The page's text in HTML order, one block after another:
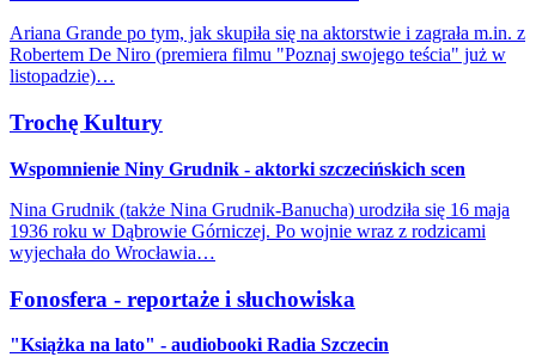
Ariana Grande po tym, jak skupiła się na aktorstwie i zagrała m.in. z
Robertem De Niro (premiera filmu "Poznaj swojego teścia" już w
listopadzie)…
Trochę Kultury
Wspomnienie Niny Grudnik - aktorki szczecińskich scen
Nina Grudnik (także Nina Grudnik-Banucha) urodziła się 16 maja
1936 roku w Dąbrowie Górniczej. Po wojnie wraz z rodzicami
wyjechała do Wrocławia…
Fonosfera - reportaże i słuchowiska
"Książka na lato" - audiobooki Radia Szczecin